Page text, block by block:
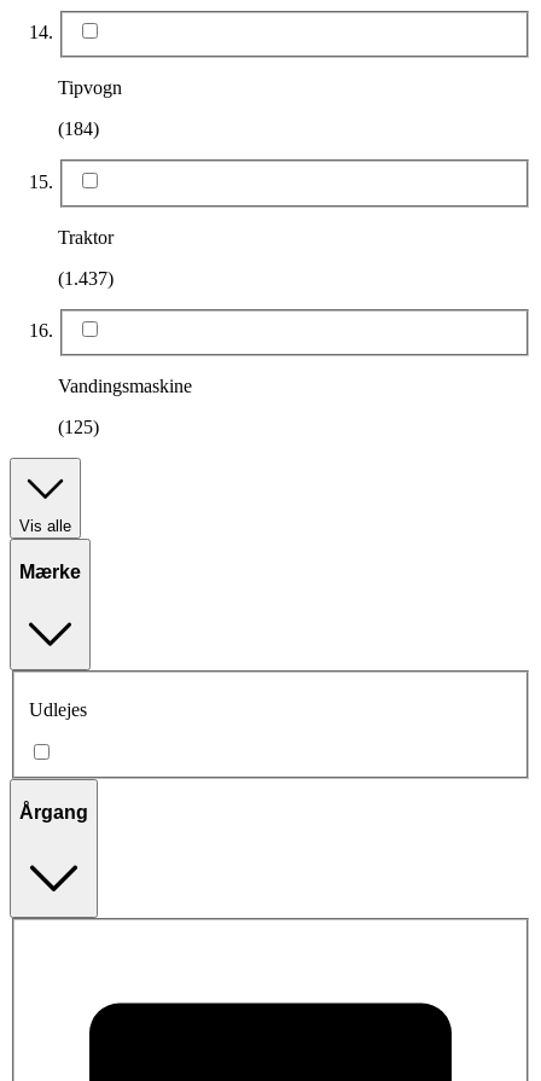
Tipvogn
(184)
Traktor
(1.437)
Vandingsmaskine
(125)
Vis alle
Mærke
Udlejes
Årgang